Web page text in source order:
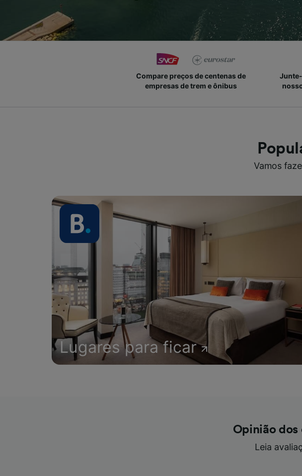
Compare preços de centenas de
empresas de trem e ônibus
Vamos
Lugares para ficar
Opinião dos
Leia